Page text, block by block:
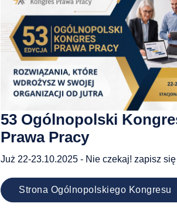
53 Ogólnopolski
Prawa Pracy
Już 22-23.10.2025 - Nie czekaj! zapisz
Strona Ogólnopolskiego Kongresu